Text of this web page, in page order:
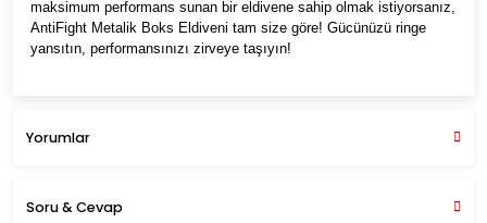
maksimum performans sunan bir eldivene sahip olmak istiyorsanız,
AntiFight Metalik Boks Eldiveni tam size göre! Gücünüzü ringe
yansıtın, performansınızı zirveye taşıyın!
Yorumlar
Soru & Cevap